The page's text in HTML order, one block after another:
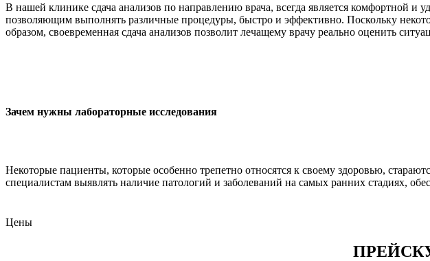
В нашей клинике сдача анализов по направлению врача, всегда является комфортной
позволяющим выполнять различные процедуры, быстро и эффективно. Поскольку
образом, своевременная сдача анализов позволит лечащему врачу реально оценить
Зачем нужны лабораторные исследования
Некоторые пациенты, которые особенно трепетно относятся к своему здоровью,
специалистам выявлять наличие патологий и заболеваний на самых ранних стадиях,
Цены